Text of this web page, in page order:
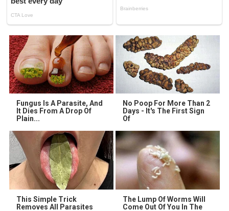
Fungus Is A Parasite, And
It Dies From A Drop Of
Plain...
No Poop For More Than 2
Days - It's The First Sign
Of
This Simple Trick
Removes All Parasites
The Lump Of Worms Will
Come Out Of You In The